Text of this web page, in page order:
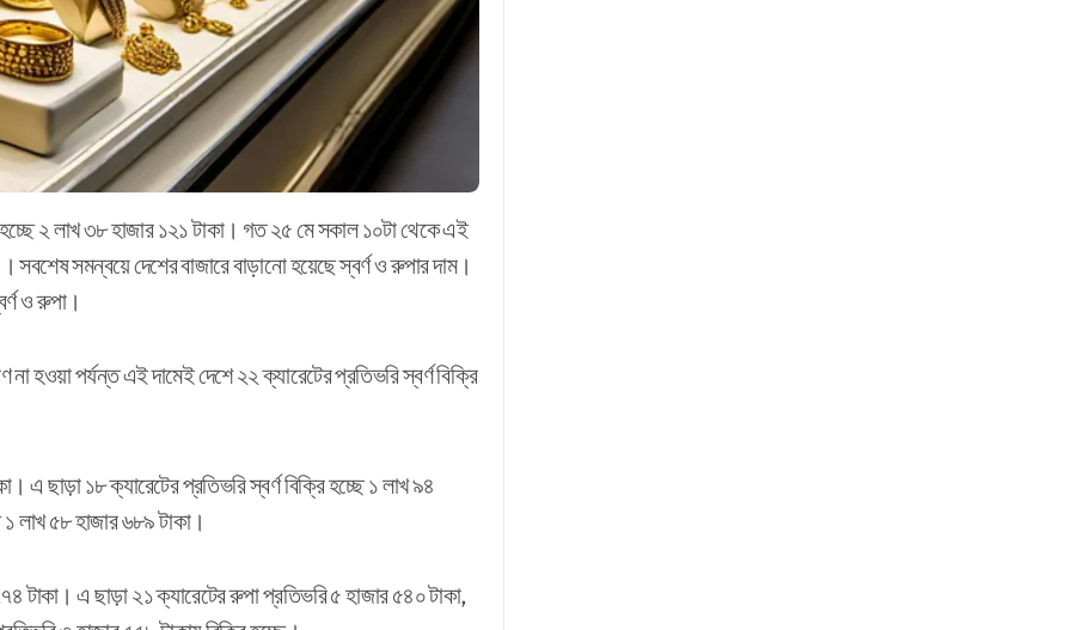
সবশেষ সমন্বয়ে দেশের বাজারে বাড়ানো হয়েছে স্বর্ণ ও রুপার দাম।
ও রুপা।
হওয়া পর্যন্ত এই দামেই দেশে ২২ ক্যারেটের প্রতিভরি স্বর্ণ বিক্রি
এ ছাড়া ১৮ ক্যারেটের প্রতিভরি স্বর্ণ বিক্রি হচ্ছে ১ লাখ ৯৪
লাখ ৫৮ হাজার ৬৮৯ টাকা।
টাকা। এ ছাড়া ২১ ক্যারেটের রুপা প্রতিভরি ৫ হাজার ৫৪০ টাকা,